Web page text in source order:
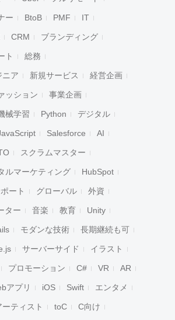
ー BtoB PMF IT
CRM ブランディング
ト 総務
ニア 新規サービス 経営企画
ッション 事業企画
械学習 Python デジタル
Salesforce AI
スクラムマスター
ルマーケティング HubSpot
ート グローバル 外資
ター 音楽 教育 Unity
モダンな技術 長期継続も可
サーバーサイド イラスト
プロモーション C# VR AR
アプリ iOS Swift エンタメ
ーティスト toC C向け